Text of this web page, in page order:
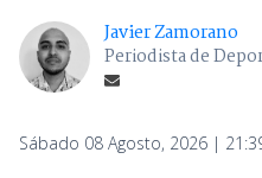
Javier Zamorano
Periodista de
Sábado 08 Agosto, 2026 |